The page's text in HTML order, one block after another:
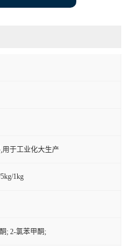
用于工业化大生产
1kg
; 2-氯苯甲酮;